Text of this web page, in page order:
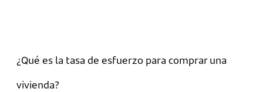
¿Qué es la tasa de esfuerzo para comprar una
vivienda?